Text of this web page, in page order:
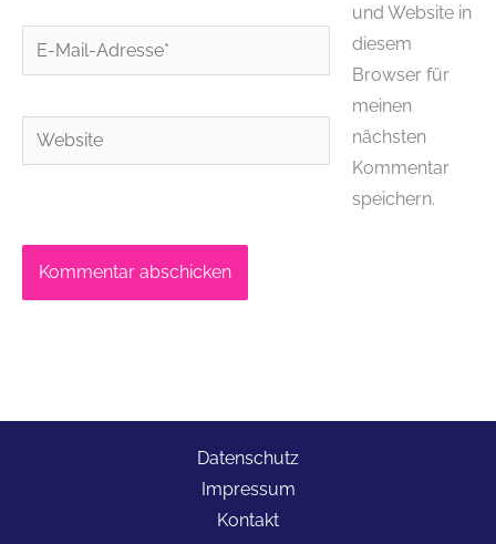
E-
Mail-
Website
und Website in
diesem
Browser für
meinen
nächsten
Kommentar
speichern.
Datenschutz
Impressum
Kontakt